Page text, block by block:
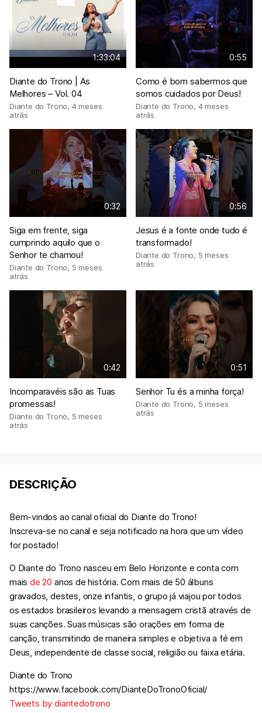
1:33:04
Diante do Trono | As
Melhores – Vol. 04
Diante do Trono, 4 meses
atrás
0:55
Como é bom sabermos que
somos cuidados por Deus!
Diante do Trono, 4 meses
atrás
0:32
Siga em frente, siga
cumprindo aquilo que o
Senhor te chamou!
Diante do Trono, 5 meses
atrás
0:56
Jesus é a fonte onde tudo é
transformado!
Diante do Trono, 5 meses
atrás
0:42
Incomparavéis são as Tuas
promessas!
Diante do Trono, 5 meses
atrás
0:51
Senhor Tu és a minha força!
Diante do Trono, 5 meses
atrás
DESCRIÇÃO
Bem-vindos ao canal oficial do Diante do Trono!
Inscreva-se no canal e seja notificado na hora que um vídeo
for postado!
O Diante do Trono nasceu em Belo Horizonte e conta com
maisde 20 anos de história. Com mais de 50 álbuns
gravados, destes, onze infantis, o grupo já viajou por todos
os estados brasileiros levando a mensagem cristã através de
suas canções. Suas músicas são orações em forma de
canção, transmitindo de maneira simples e objetiva a fé em
Deus, independente de classe social, religião ou faixa etária.
Diante do Trono
https://www.facebook.com/DianteDoTronoOficial/
Tweets by diantedotrono